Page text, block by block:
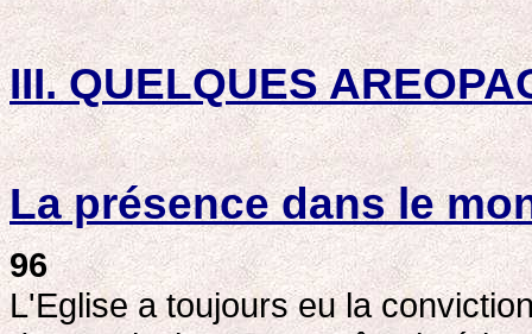
III. QUELQUES
La présence dans le
96
L'Eglise a toujours eu la